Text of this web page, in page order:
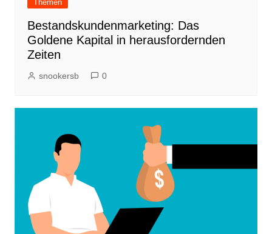
Themen
Bestandskundenmarketing: Das
Goldene Kapital in herausfordernden
Zeiten
snookersb 0